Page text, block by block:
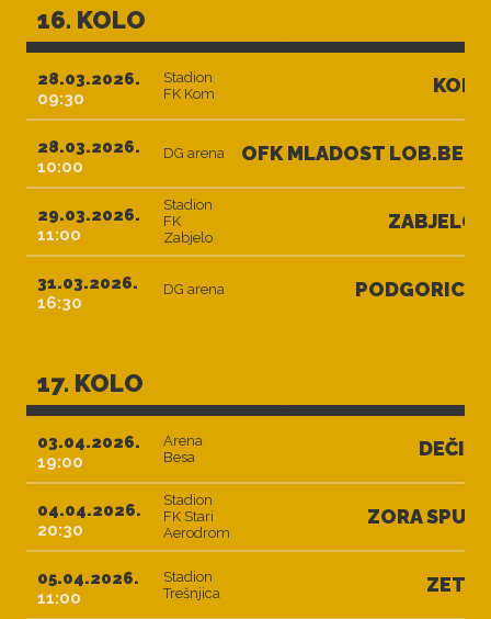
16. KOLO
28.03.2026.
09:30
Stadion
FK Kom
KOM
28.03.2026.
10:00
DG arena OFK MLADOST LOB.BET
29.03.2026.
11:00
Stadion
FK
Zabjelo
ZABJELO
31.03.2026.
16:30
DG arena PODGORICA
17. KOLO
03.04.2026.
19:00
Arena
Besa
DEČIĆ
04.04.2026.
20:30
Stadion
FK Stari
Aerodrom
ZORA SPUŽ
05.04.2026.
11:00
Stadion
Trešnjica
ZETA